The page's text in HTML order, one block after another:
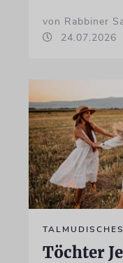
von Rabbiner
24.07.2026
TALMUDISCHES
Töchter